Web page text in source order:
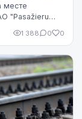
месте
"Pasažieru
1 388 0 0